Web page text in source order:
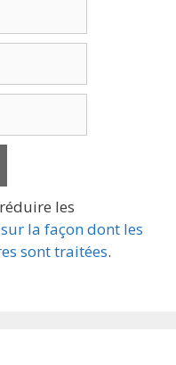
les
la façon dont les
sont traitées.